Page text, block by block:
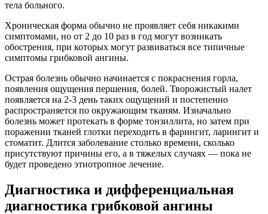
тела больного.
Хроническая форма обычно не проявляет себя никакими
симптомами, но от 2 до 10 раз в год могут возникать
обострения, при которых могут развиваться все типичные
симптомы грибковой ангины.
Острая болезнь обычно начинается с покраснения горла,
появления ощущения першения, болей. Творожистый налет
появляется на 2-3 день таких ощущений и постепенно
распространяется по окружающим тканям. Изначально
болезнь может протекать в форме тонзиллита, но затем при
поражении тканей глотки переходить в фарингит, ларингит и
стоматит. Длится заболевание столько времени, сколько
присутствуют причины его, а в тяжелых случаях — пока не
будет проведено этиотропное лечение.
Диагностика и дифференциальная
диагностика грибковой ангины